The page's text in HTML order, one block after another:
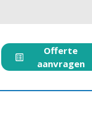
Offerte
aanvragen